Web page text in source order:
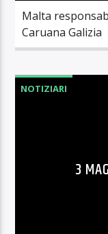
Malta
Caruana Galizia
NOTIZIARI
3